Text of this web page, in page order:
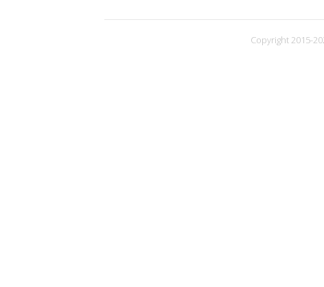
Copyright 2015-